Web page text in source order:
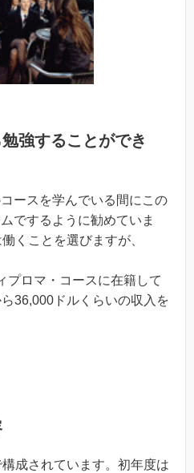
強することができ
ースを学んでいる間にこの
でするように勧めていま
くことを選びますが、
プロマ・コースに在籍して
36,000ドルくらいの収入を
成されています。初年度は